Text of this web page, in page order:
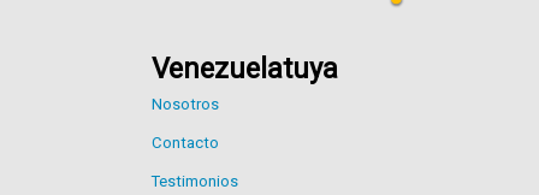
Venezuelatuya
Nosotros
Contacto
Testimonios